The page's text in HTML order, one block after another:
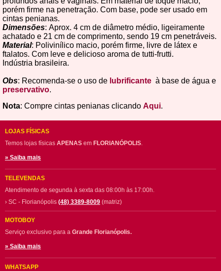
porém firme na penetração. Com base, pode ser usado em
cintas penianas.
Dimensões: Aprox. 4 cm de diâmetro médio, ligeiramente
achatado e 21 cm de comprimento, sendo 19 cm penetráveis.
Material: Polivinílico macio, porém firme, livre de látex e
ftalatos. Com leve e delicioso aroma de tutti-frutti.
Indústria brasileira.
Obs: Recomenda-se o uso de lubrificante à base de água e
preservativo.
Nota: Compre cintas penianas clicando Aqui.
LOJAS FÍSICAS
Temos lojas físicas APENAS em FLORIANÓPOLIS
» Saiba mais
TELEVENDAS
Atendimento de segunda à sexta das 08:00h às 17:00h.
› SC - Florianópolis (48) 3389-8009 (matriz)
MOTOBOY
Serviço exclusivo para a Grande Florianópolis.
» Saiba mais
WHATSAPP